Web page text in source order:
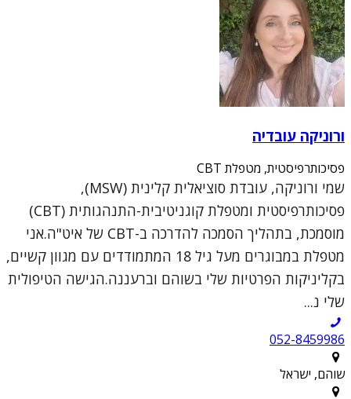
ורוניקה עובדיה
פסיכותרפיסטית, מטפלת CBT
שמי ורוניקה, עובדת סוציאלית קלינית (MSW),
פסיכותרפיסטית ומטפלת קוגניטיבית-התנהגותית (CBT)
מוסמכת, בתהליך הסמכה להדרכה ב-CBT של איט"ה.אני
מטפלת במבוגרים מעל גיל 18 המתמודדים עם מגוון קשיים,
בקליניקות הפרטיות שלי בשוהם וברעננה.הגישה הטיפולית
שלי נ...
052-8459986
שוהם, ישראל